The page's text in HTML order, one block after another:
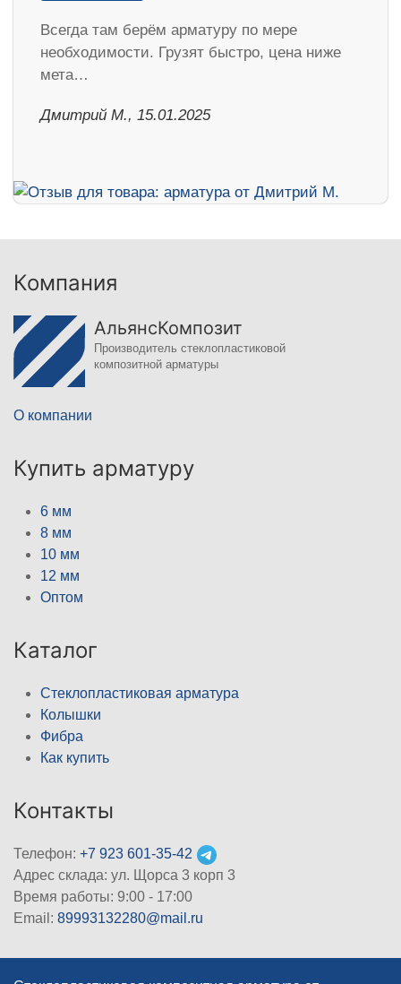
Всегда там берём арматуру по мере
необходимости. Грузят быстро, цена ниже
мета…
Дмитрий М., 15.01.2025
Компания
АльянсКомпозит
Производитель стеклопластиковой
композитной арматуры
О компании
Купить арматуру
6 мм
8 мм
10 мм
12 мм
Оптом
Каталог
Стеклопластиковая арматура
Колышки
Фибра
Как купить
Контакты
Телефон: +7 923 601-35-42
Адрес склада: ул. Щорса 3 корп 3
Время работы: 9:00 - 17:00
Email: 89993132280@mail.ru